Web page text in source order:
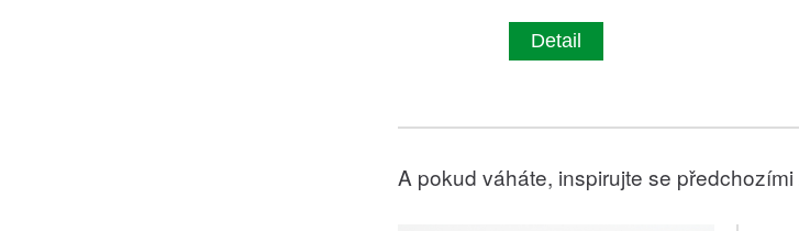
Detail
A pokud váháte, inspirujte se